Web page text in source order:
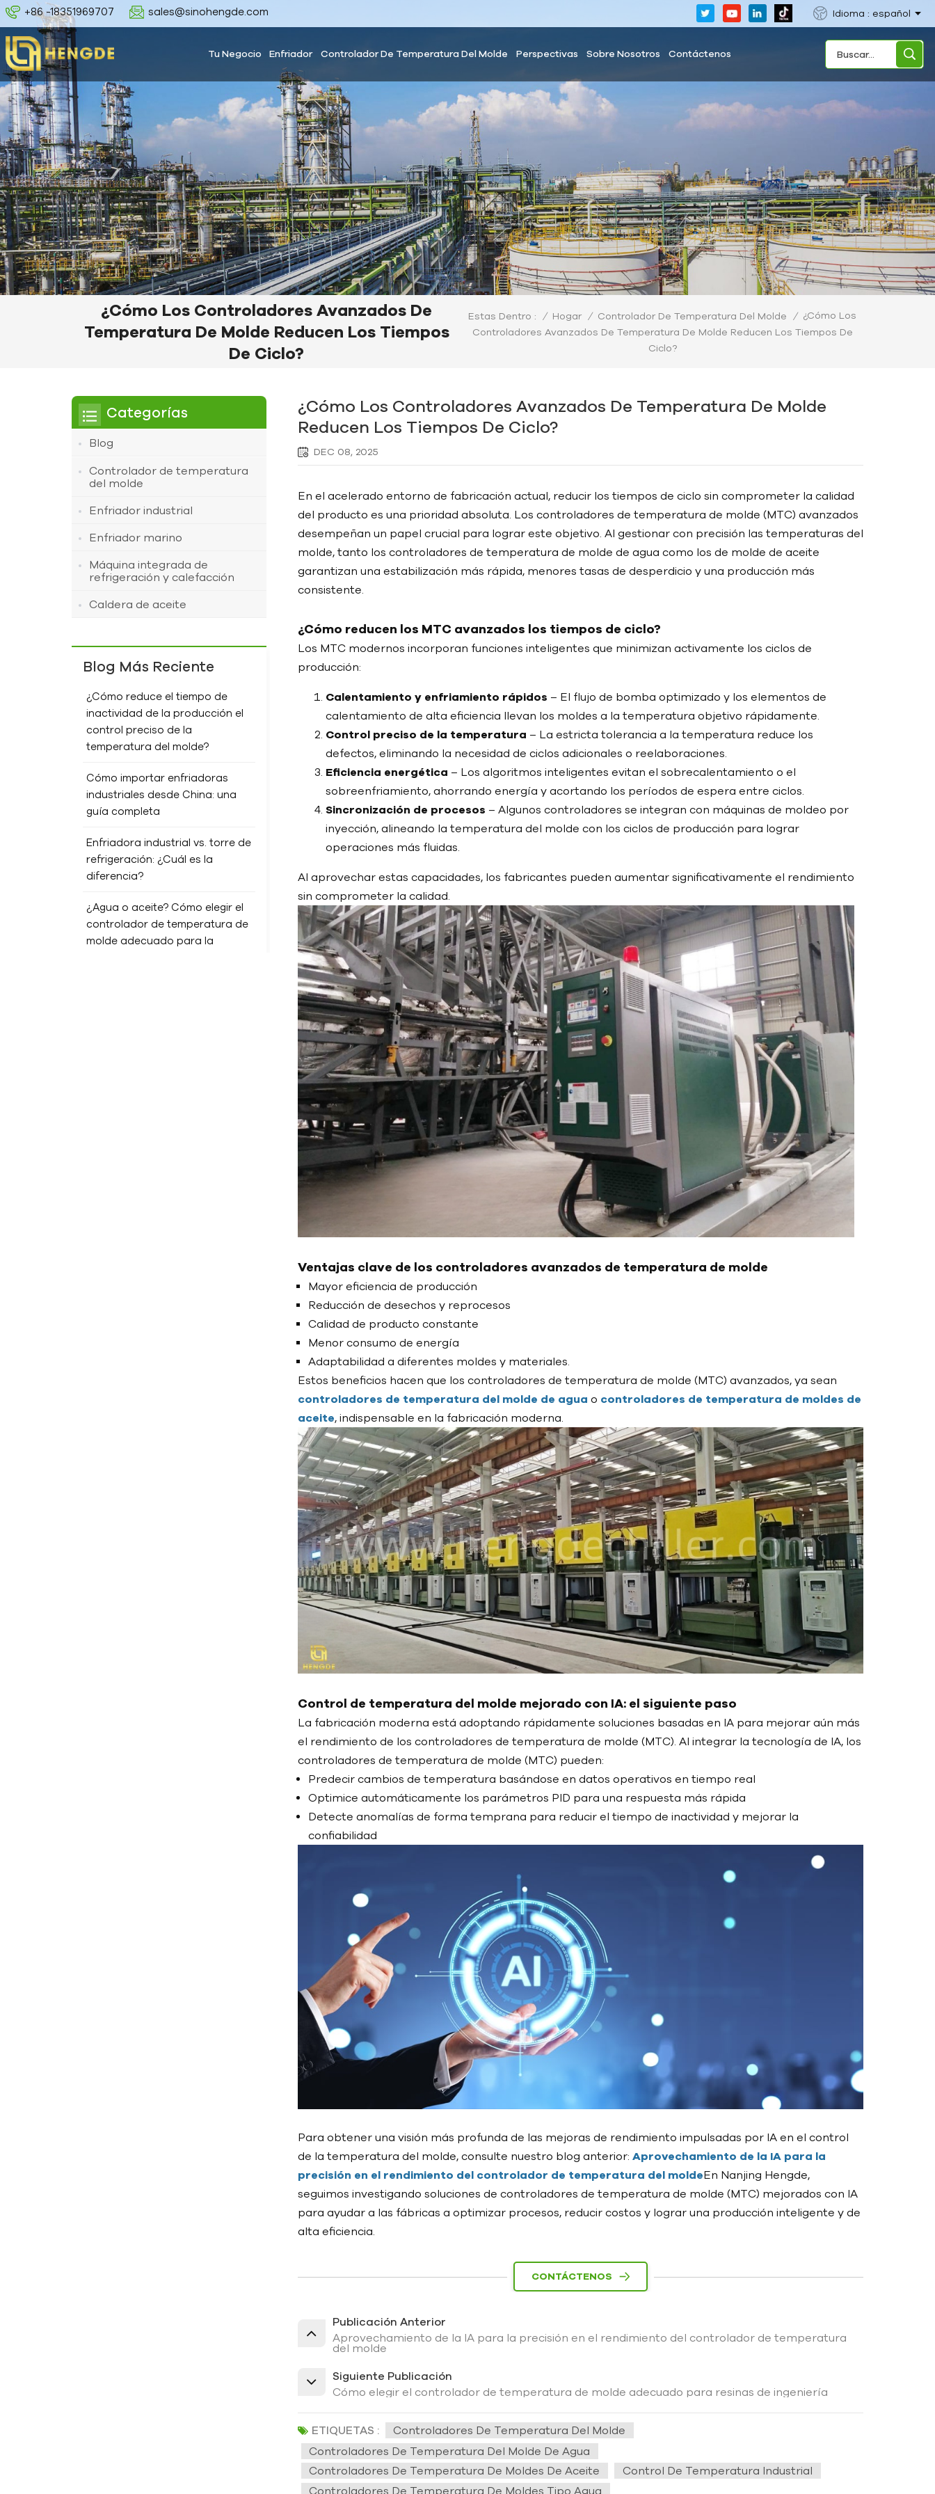
+86 -18351969707 sales@sinohengde.com Idioma : español
Tu Negocio Enfriador Controlador De Temperatura Del Molde Perspectivas Sobre Nosotros Contáctenos
¿Cómo Los Controladores Avanzados De
Temperatura De Molde Reducen Los Tiempos
De Ciclo?
Estas Dentro : / Hogar / Controlador De Temperatura Del Molde /
¿Cómo Los
Controladores Avanzados De Temperatura De Molde Reducen Los Tiempos De
Ciclo?
¿Cómo Los Controladores Avanzados De Temperatura De Molde
Reducen Los Tiempos De Ciclo?
DEC 08, 2025
En el acelerado entorno de fabricación actual, reducir los tiempos de ciclo sin comprometer la calidad
del producto es una prioridad absoluta. Los controladores de temperatura de molde (MTC) avanzados
desempeñan un papel crucial para lograr este objetivo. Al gestionar con precisión las temperaturas del
molde, tanto los controladores de temperatura de molde de agua como los de molde de aceite
garantizan una estabilización más rápida, menores tasas de desperdicio y una producción más
consistente.
¿Cómo reducen los MTC avanzados los tiempos de ciclo?
Los MTC modernos incorporan funciones inteligentes que minimizan activamente los ciclos de
producción:
Calentamiento y enfriamiento rápidos – El flujo de bomba optimizado y los elementos de
calentamiento de alta eficiencia llevan los moldes a la temperatura objetivo rápidamente.
Control preciso de la temperatura – La estricta tolerancia a la temperatura reduce los
defectos, eliminando la necesidad de ciclos adicionales o reelaboraciones.
Eficiencia energética – Los algoritmos inteligentes evitan el sobrecalentamiento o el
sobreenfriamiento, ahorrando energía y acortando los períodos de espera entre ciclos.
Sincronización de procesos – Algunos controladores se integran con máquinas de moldeo por
inyección, alineando la temperatura del molde con los ciclos de producción para lograr
operaciones más fluidas.
Al aprovechar estas capacidades, los fabricantes pueden aumentar significativamente el rendimiento
sin comprometer la calidad.
Ventajas clave de los controladores avanzados de temperatura de molde
Mayor eficiencia de producción
Reducción de desechos y reprocesos
Calidad de producto constante
Menor consumo de energía
Adaptabilidad a diferentes moldes y materiales.
Estos beneficios hacen que los controladores de temperatura de molde (MTC) avanzados, ya sean
controladores de temperatura del molde de agua o controladores de temperatura de moldes de
aceite, indispensable en la fabricación moderna.
Control de temperatura del molde mejorado con IA: el siguiente paso
La fabricación moderna está adoptando rápidamente soluciones basadas en IA para mejorar aún más
el rendimiento de los controladores de temperatura de molde (MTC). Al integrar la tecnología de IA, los
controladores de temperatura de molde (MTC) pueden:
Predecir cambios de temperatura basándose en datos operativos en tiempo real
Optimice automáticamente los parámetros PID para una respuesta más rápida
Detecte anomalías de forma temprana para reducir el tiempo de inactividad y mejorar la
confiabilidad
Para obtener una visión más profunda de las mejoras de rendimiento impulsadas por IA en el control
de la temperatura del molde, consulte nuestro blog anterior: Aprovechamiento de la IA para la
precisión en el rendimiento del controlador de temperatura del moldeEn Nanjing Hengde,
seguimos investigando soluciones de controladores de temperatura de molde (MTC) mejorados con IA
para ayudar a las fábricas a optimizar procesos, reducir costos y lograr una producción inteligente y de
alta eficiencia.
CONTÁCTENOS
Publicación Anterior
Aprovechamiento de la IA para la precisión en el rendimiento del controlador de temperatura
del molde
Siguiente Publicación
Cómo elegir el controlador de temperatura de molde adecuado para resinas de ingeniería
ETIQUETAS :
Controladores De Temperatura Del Molde
Controladores De Temperatura Del Molde De Agua
Controladores De Temperatura De Moldes De Aceite
Control De Temperatura Industrial
Controladores De Temperatura De Moldes Tipo Agua
Categorías
Blog
Controlador de temperatura
del molde
Enfriador industrial
Enfriador marino
Máquina integrada de
refrigeración y calefacción
Caldera de aceite
Blog Más Reciente
¿Cómo reduce el tiempo de
inactividad de la producción el
control preciso de la
temperatura del molde?
Cómo importar enfriadoras
industriales desde China: una
guía completa
Enfriadora industrial vs. torre de
refrigeración: ¿Cuál es la
diferencia?
¿Agua o aceite? Cómo elegir el
controlador de temperatura de
molde adecuado para la